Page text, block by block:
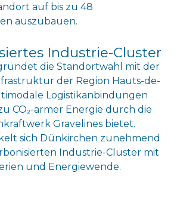
auf bis zu 48
auszubauen.
Industrie-Cluster
die Standortwahl mit der
der Region Hauts-de-
Logistikanbindungen
CO₂-armer Energie durch die
Gravelines bietet.
sich Dünkirchen zunehmend
Industrie-Cluster mit
und Energiewende.